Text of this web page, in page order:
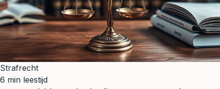
Strafrecht
6 min leestijd